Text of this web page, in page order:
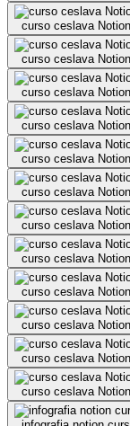
curso ceslava
curso ceslava
curso ceslava
curso ceslava
curso ceslava
curso ceslava
curso ceslava
curso ceslava
curso ceslava
curso ceslava
curso ceslava
curso ceslava